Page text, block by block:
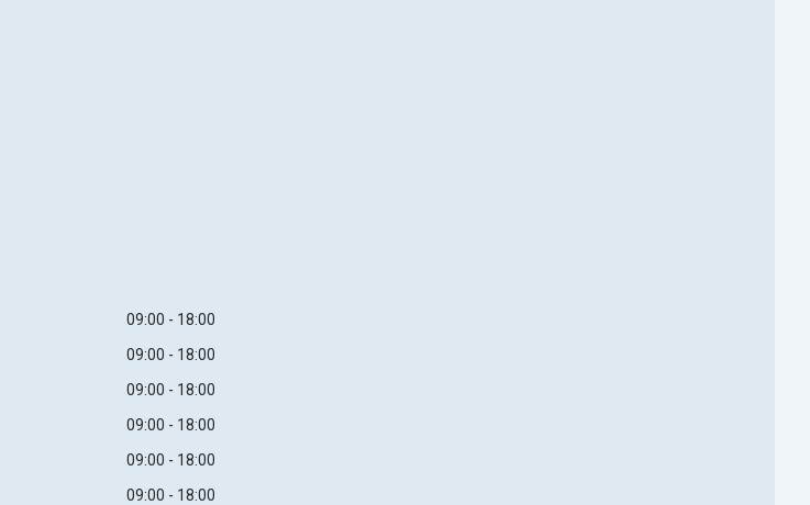
09:00
18:00
09:00
18:00
09:00
18:00
09:00
18:00
09:00
18:00
09:00
18:00